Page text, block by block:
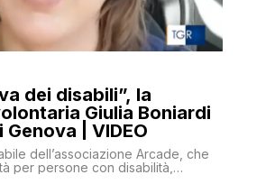
dei disabili”, la
Giulia Boniardi
| VIDEO
dell’associazione Arcade, che
per persone con disabilità,